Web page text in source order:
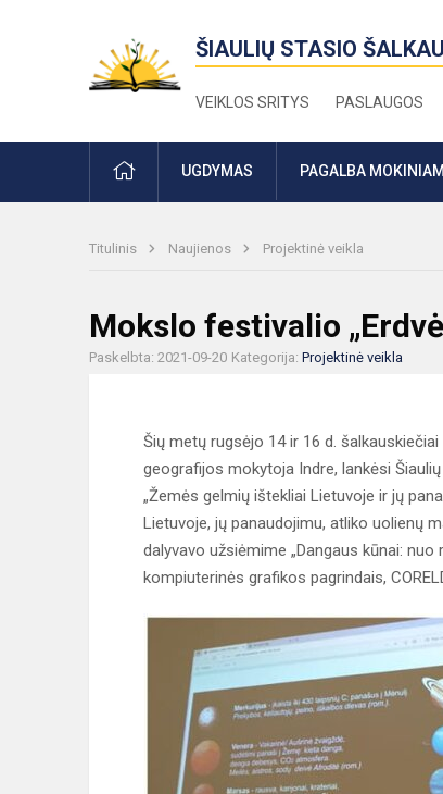
ŠIAULIŲ STASIO
VEIKLOS SRITYS PASLAUGOS
PRADŽIAUGDYMAS PAGALBA
Titulinis Naujienos Projektinė veikla
Mokslo festivalio
Paskelbta: 2021-09-20 Kategorija: Projektinė veikla
Šių metų rugsėjo 14 ir 16 d.
geografijos mokytoja Indre, lankėsi
„Žemės gelmių ištekliai Lietuvoje ir jų
Lietuvoje, jų panaudojimu, atliko uolienų
dalyvavo užsiėmime „Dangaus kūnai:
kompiuterinės grafikos pagrindais,